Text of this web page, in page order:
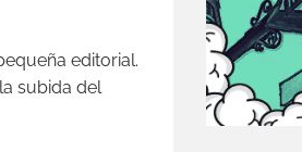
editorial.
subida del